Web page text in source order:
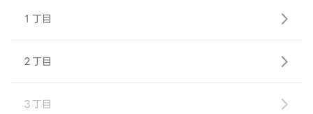
１丁目
２丁目
３丁目